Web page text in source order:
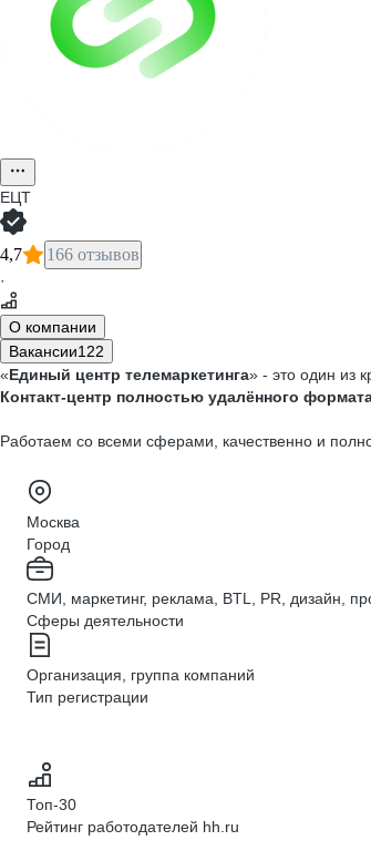
ЕЦТ
4,7 166 отзывов
·
О компании
Вакансии122
«Единый центр телемаркетинга» - это один из
Контакт-центр полностью удалённого
Работаем со всеми сферами, качественно и
Москва
Город
СМИ, маркетинг, реклама, BTL, PR, дизайн,
Сферы деятельности
Организация, группа компаний
Тип регистрации
Топ-30
Рейтинг работодателей hh.ru